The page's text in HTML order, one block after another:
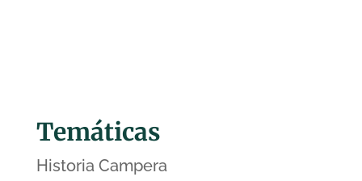
Temáticas
Historia Campera